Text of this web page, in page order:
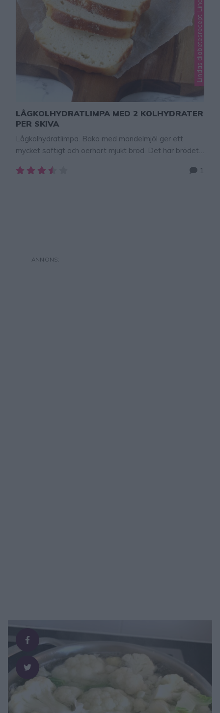
LÅGKOLHYDRATLIMPA MED 2 KOLHYDRATER
PER SKIVA
Lågkolhydratlimpa. Baka med mandelmjöl ger ett
mycket saftigt och oerhört mjukt bröd. Det här brödet
skiva innehåller endast 2 kolhydrater. En dröm för
1